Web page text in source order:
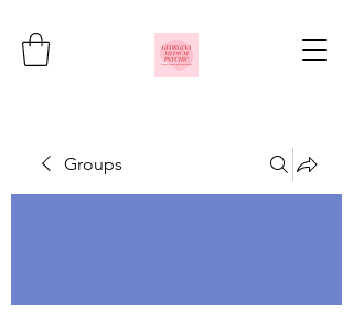
Groups